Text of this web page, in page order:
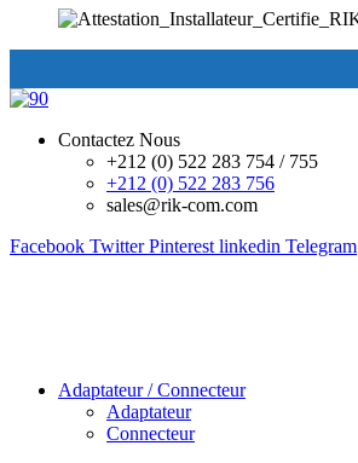
Contactez Nous
+212 (0) 522 283 754 / 755
+212 (0) 522 283 756
sales@rik-com.com
Facebook Twitter Pinterest linkedin Telegram
Adaptateur / Connecteur
Adaptateur
Connecteur